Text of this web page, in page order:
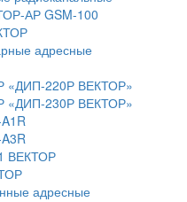
АР GSM-100
адресные
«ДИП-220Р ВЕКТОР»
«ДИП-230Р ВЕКТОР»
ВЕКТОР
адресные